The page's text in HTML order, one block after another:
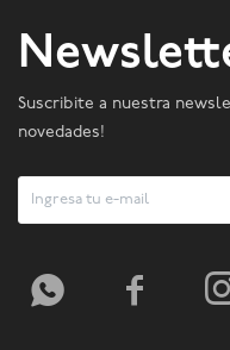
Suscribite a nuestra
novedades!
 